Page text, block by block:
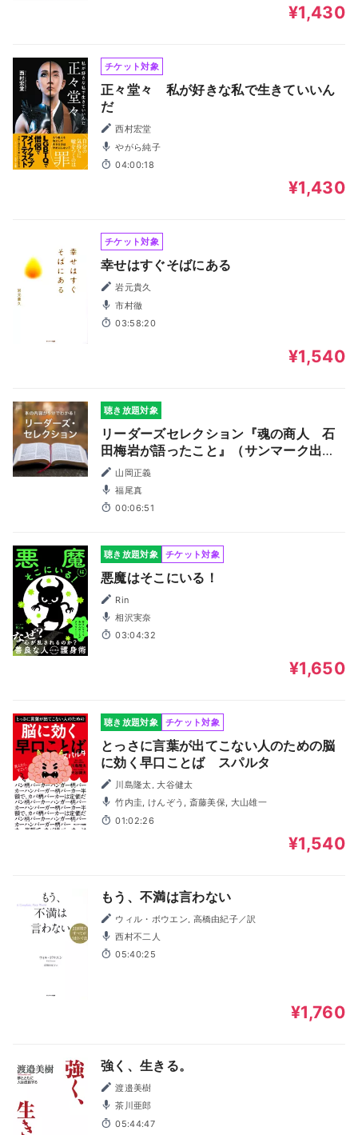
¥1,430
チケット対象
正々堂々 私が好きな私で生きていいん
だ
西村宏堂
やがら純子
04:00:18
¥1,430
チケット対象
幸せはすぐそばにある
岩元貴久
市村徹
03:58:20
¥1,540
聴き放題対象
リーダーズセレクション『魂の商人 石
田梅岩が語ったこと』（サンマーク出
版）powered by 新刊JP
山岡正義
福尾真
00:06:51
聴き放題対象 チケット対象
悪魔はそこにいる！
Rin
相沢実奈
03:04:32
¥1,650
聴き放題対象 チケット対象
とっさに言葉が出てこない人のための脳
に効く早口ことば スパルタ
川島隆太, 大谷健太
竹内圭, けんぞう, 斎藤美保, 大山雄一
01:02:26
¥1,540
もう、不満は言わない
ウィル・ボウエン, 高橋由紀子／訳
西村不二人
05:40:25
¥1,760
強く、生きる。
渡邉美樹
茶川亜郎
05:44:47